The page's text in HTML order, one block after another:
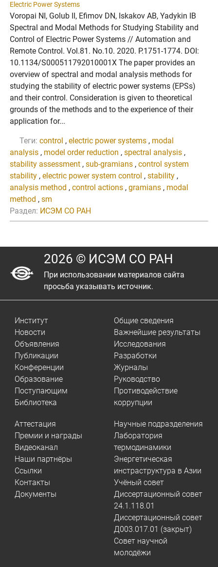
Electric Power Systems
Voropai NI, Golub II, Efimov DN, Iskakov AB, Yadykin IB
Spectral and Modal Methods for Studying Stability and
Control of Electric Power Systems // Automation and
Remote Control. Vol.81. No.10. 2020. P.1751-1774. DOI:
10.1134/S000511792010001X The paper provides an
overview of spectral and modal analysis methods for
studying the stability of electric power systems (EPSs)
and their control. Consideration is given to theoretical
grounds of the methods and to the experience of their
application for...
Теги: control , electric power systems , modal
analysis , model order reduction , spectral analysis ,
stability assessment , sub-gramians , control system
stability , electric power system control , stability ,
analysis method , control actions , gramians , modal
method , sm
Раздел: ИСЭМ СО РАН
2026 © ИСЭМ СО РАН
При использовании материалов сайта
просьба указывать источник.
Институт
Новости
Объявления
Публикации
Конференции
Образование
Поступающим
Библиотека
Общие сведения
Важнейшие результаты
Исследования
Разработки
Журналы
Руководство
Противодействие
коррупции
Аттестация
Премии и награды
Видеоканал
Наши партнёры
Ссылки
Контакты
Документы
Научные подразделения
Лаборатория
термодинамики
Энергетическая
инстраструктура в Азии
Учёный совет
Диссертационный совет
24.1.118.01
Диссертационный совет
Д003.017.01 (закрыт)
Совет научной
молодёжи